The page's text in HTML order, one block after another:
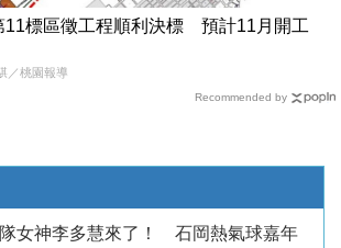
11標區徵工程順利決標 預計11月開工
／桃園報導
Recommended by
女神李多慧來了！ 石岡熱氣球嘉年